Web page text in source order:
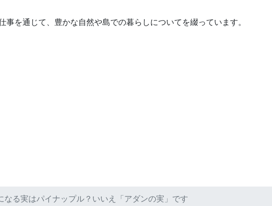
を通じて、豊かな自然や島での暮らしについてを綴っています。
なる実はパイナップル？いいえ「アダンの実」です